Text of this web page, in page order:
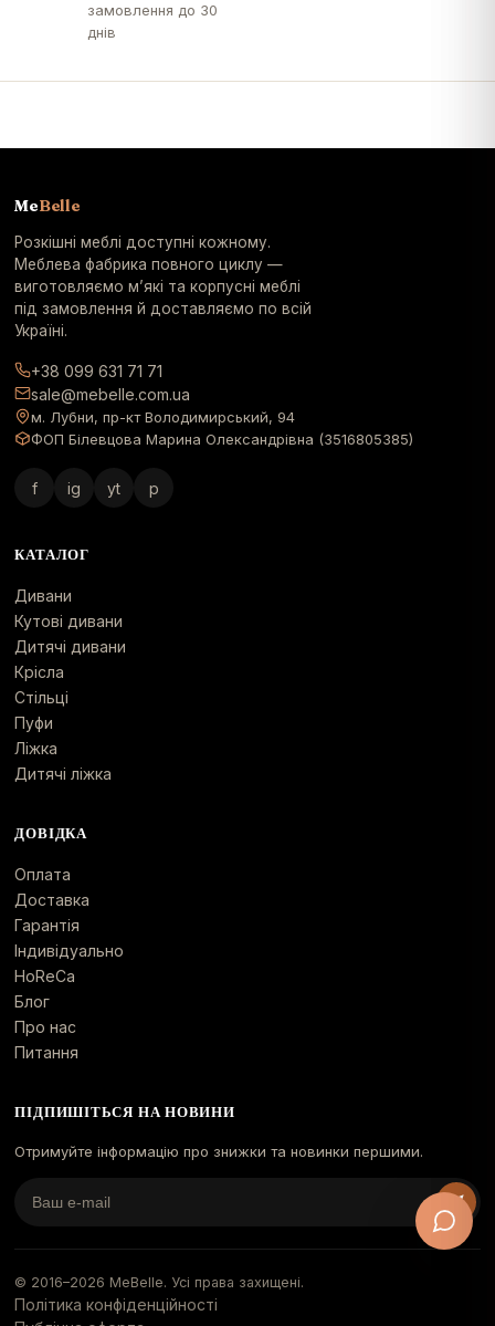
замовлення до 30
днів
MeBelle
Розкішні меблі доступні кожному.
Меблева фабрика повного циклу —
виготовляємо м’які та корпусні меблі
під замовлення й доставляємо по всій
Україні.
+38 099 631 71 71
sale@mebelle.com.ua
м. Лубни, пр-кт Володимирський, 94
ФОП Білевцова Марина Олександрівна (3516805385)
f ig yt p
КАТАЛОГ
Дивани
Кутові дивани
Дитячі дивани
Крісла
Стільці
Пуфи
Ліжка
Дитячі ліжка
ДОВІДКА
Оплата
Доставка
Гарантія
Індивідуально
HoReCa
Блог
Про нас
Питання
ПІДПИШІТЬСЯ НА НОВИНИ
Отримуйте інформацію про знижки та новинки першими.
© 2016–2026 MeBelle. Усі права захищені.
Політика конфіденційності